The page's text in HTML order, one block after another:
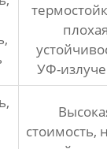
УФ-
стоимость,